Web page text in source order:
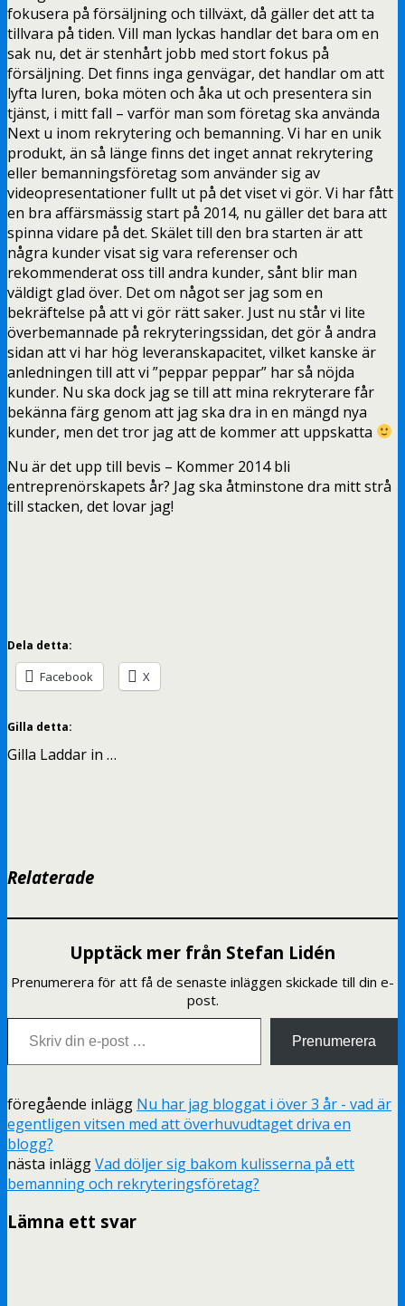
fokusera på försäljning och tillväxt, då gäller det att ta
tillvara på tiden. Vill man lyckas handlar det bara om en
sak nu, det är stenhårt jobb med stort fokus på
försäljning. Det finns inga genvägar, det handlar om att
lyfta luren, boka möten och åka ut och presentera sin
tjänst, i mitt fall – varför man som företag ska använda
Next u inom rekrytering och bemanning. Vi har en unik
produkt, än så länge finns det inget annat rekrytering
eller bemanningsföretag som använder sig av
videopresentationer fullt ut på det viset vi gör. Vi har fått
en bra affärsmässig start på 2014, nu gäller det bara att
spinna vidare på det. Skälet till den bra starten är att
några kunder visat sig vara referenser och
rekommenderat oss till andra kunder, sånt blir man
väldigt glad över. Det om något ser jag som en
bekräftelse på att vi gör rätt saker. Just nu står vi lite
överbemannade på rekryteringssidan, det gör å andra
sidan att vi har hög leveranskapacitet, vilket kanske är
anledningen till att vi ”peppar peppar” har så nöjda
kunder. Nu ska dock jag se till att mina rekryterare får
bekänna färg genom att jag ska dra in en mängd nya
kunder, men det tror jag att de kommer att uppskatta
Nu är det upp till bevis – Kommer 2014 bli
entreprenörskapets år? Jag ska åtminstone dra mitt strå
till stacken, det lovar jag!
Dela detta:
Facebook X
Gilla detta:
Gilla Laddar in …
Relaterade
Upptäck mer från Stefan Lidén
Prenumerera för att få de senaste inläggen skickade till din e-
post.
Skriv din e-post …
Prenumerera
föregående inlägg Nu har jag bloggat i över 3 år - vad är
egentligen vitsen med att överhuvudtaget driva en
blogg?
nästa inläggVad döljer sig bakom kulisserna på ett
bemanning och rekryteringsföretag?
Lämna ett svar